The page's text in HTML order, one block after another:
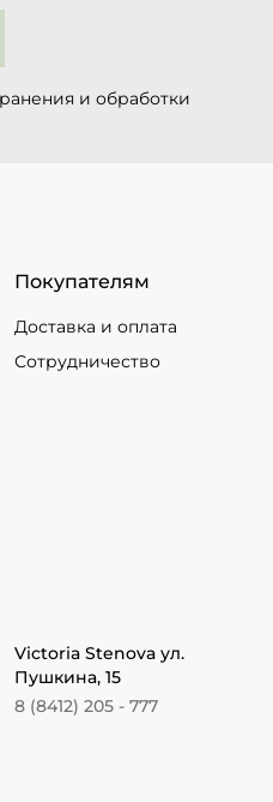
и обработки
Покупателям
Доставка и оплата
Сотрудничество
Victoria Stenova ул.
Пушкина, 15
8 (8412) 205 - 777